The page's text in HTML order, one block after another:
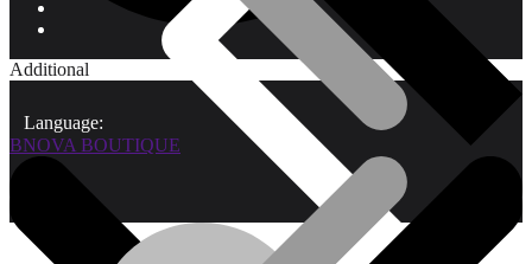
Additional
Language:
BNOVA BOUTIQUE